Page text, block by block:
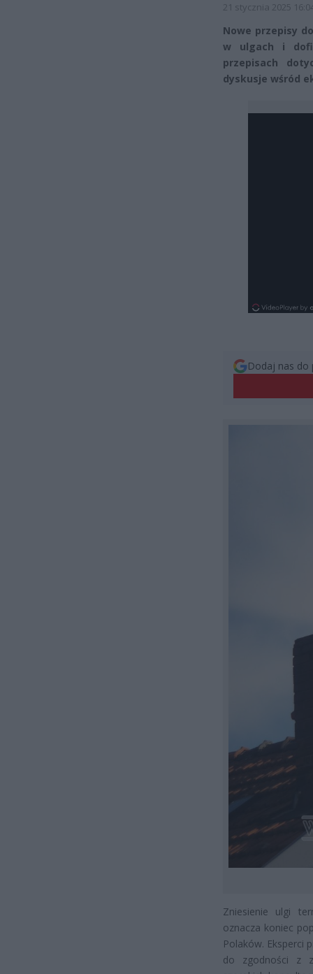
21 stycznia 2025
Nowe przepisy
w ulgach i
przepisach
dyskusje wśród
Dodaj nas do
Zniesienie ulgi
oznacza koniec
Polaków. Eksperci
do zgodności z